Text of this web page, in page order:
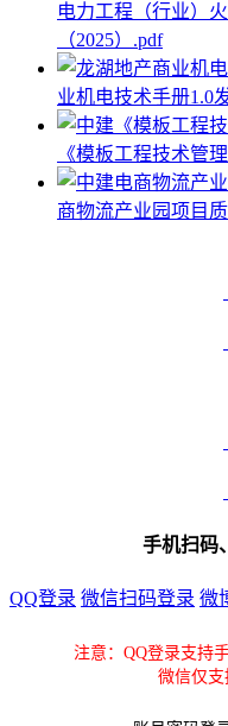
电力工程（行业）
（2025）.pdf
业机电技术手册1.0
《模板工程技术管
商物流产业园项目
手机扫码
QQ登录 微信扫码登录 微
注意：QQ登录支持
微信仅